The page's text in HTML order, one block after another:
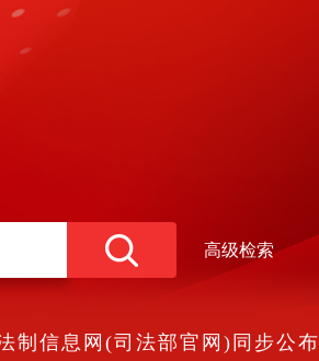
高级检索
制信息网(司法部官网)同步公布